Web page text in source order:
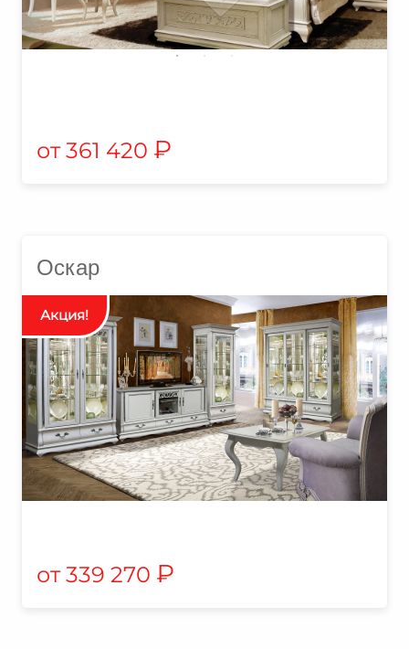
361 420 ₽
Оскар
339 270 ₽